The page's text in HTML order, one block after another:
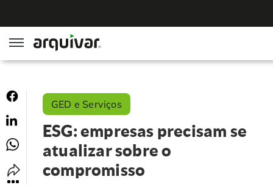
ArqSign
Soluções
Gestão de Documentos
Segmentos
GED e Serviços
ESG: empresas precisam se
atualizar sobre o
compromisso